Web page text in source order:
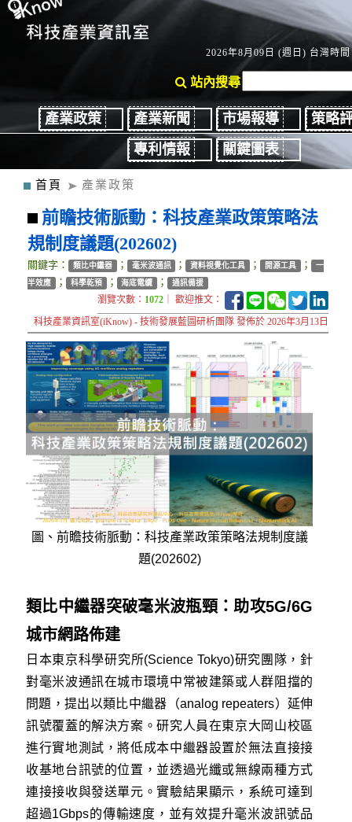
2026年8月09日 (週日) 台灣時間
站內搜尋
產業政策 產業新聞 市場報導
策略
專利情報
關鍵圖表
首頁 產業政策
前瞻技術脈動：科技產業政策策略法
規制度議題(202602)
關鍵字： 類比中繼器 ； 毫米波通訊 ； 資料視覺化工具 ； 開源工具 ；
一
半效應 ； 科學乾預 ； 海底電纜 ； 通訊備援
瀏覽次數： 1072 ｜ 歡迎推文：
科技產業資訊室(iKnow) - 技術發展藍圖研析團隊 發佈於 2026年3月13日
圖、前瞻技術脈動：科技產業政策策略法規制度議
題(202602)
類比中繼器突破毫米波瓶頸：助攻5G/6G
城市網路佈建
日本東京科學研究所(Science Tokyo)研究團隊，針
對毫米波通訊在城市環境中常被建築或人群阻擋的
問題，提出以類比中繼器（analog repeaters）延伸
訊號覆蓋的解決方案。研究人員在東京大岡山校區
進行實地測試，將低成本中繼器設置於無法直接接
收基地台訊號的位置，並透過光纖或無線兩種方式
連接接收與發送單元。實驗結果顯示，系統可達到
超過1Gbps的傳輸速度，並有效提升毫米波訊號品